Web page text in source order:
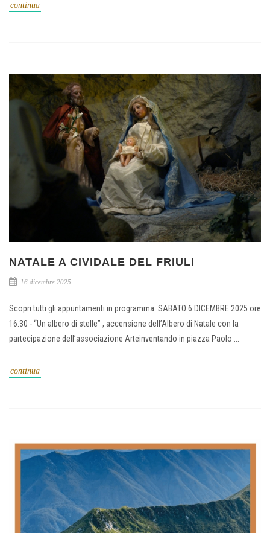
continua
NATALE A CIVIDALE DEL FRIULI
16 dicembre 2025
Scopri tutti gli appuntamenti in programma. SABATO 6 DICEMBRE 2025 ore
16.30 - “Un albero di stelle” , accensione dell’Albero di Natale con la
partecipazione dell’associazione Arteinventando in piazza Paolo ...
continua